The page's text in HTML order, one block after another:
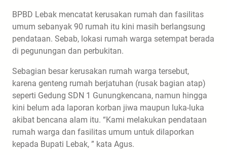
BPBD Lebak mencatat kerusakan rumah dan fasilitas
umum sebanyak 90 rumah itu kini masih berlangsung
pendataan. Sebab, lokasi rumah warga setempat berada
di pegunungan dan perbukitan.
Sebagian besar kerusakan rumah warga tersebut,
karena genteng rumah berjatuhan (rusak bagian atap)
seperti Gedung SDN 1 Gunungkencana, namun hingga
kini belum ada laporan korban jiwa maupun luka-luka
akibat bencana alam itu. “Kami melakukan pendataan
rumah warga dan fasilitas umum untuk dilaporkan
kepada Bupati Lebak, ” kata Agus.